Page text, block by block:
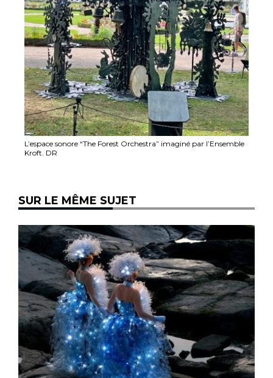
L’espace sonore “The Forest Orchestra” imaginé par l’Ensemble
Kroft. DR
SUR LE MÊME SUJET